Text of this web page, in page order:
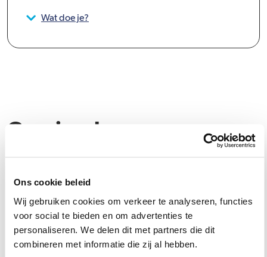
Ons cookie beleid
Wij gebruiken cookies om verkeer te analyseren, functies
voor social te bieden en om advertenties te
personaliseren. We delen dit met partners die dit
combineren met informatie die zij al hebben.
Wat doe je?
Groeipad
Bij CB is jouw groei net zo belangrijk als de groei van ons bedrijf. Of
persoonlijke ontwikkeling. Iedere collega beschikt over een eigen
opleidingen, trainingen en workshops.